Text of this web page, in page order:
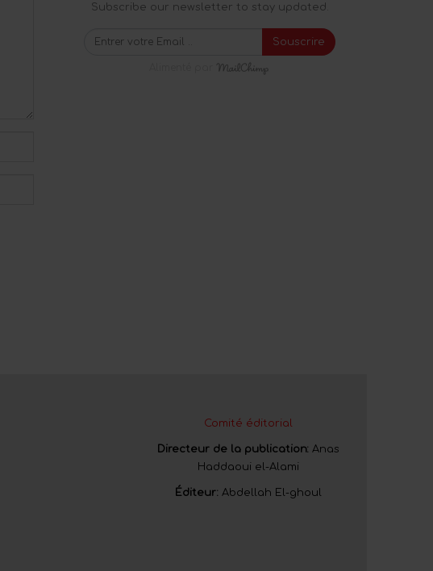
Subscribe our newsletter to stay updated.
Souscrire
Comité éditorial
Directeur de la publication: Anas
Haddaoui el-Alami
Éditeur: Abdellah El-ghoul